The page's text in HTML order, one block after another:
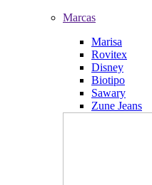
Marcas
Marisa
Rovitex
Disney
Biotipo
Sawary
Zune Jeans